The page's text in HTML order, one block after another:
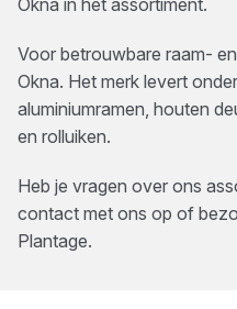
Okna in het assortiment.
Voor betrouwbare raam-
Okna. Het merk levert
aluminiumramen, houten
en rolluiken.
Heb je vragen over ons
contact met ons op of
Plantage.